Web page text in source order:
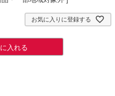
お気に入りに登録する
入れる